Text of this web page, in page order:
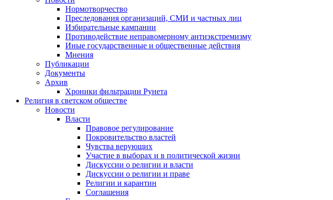
Нормотворчество
Преследования организаций, СМИ и частных лиц
Избирательные кампании
Противодействие неправомерному антиэкстремизму
Иные государственные и общественные действия
Мнения
Публикации
Документы
Архив
Хроники фильтрации Рунета
Религия в светском обществе
Новости
Власти
Правовое регулирование
Покровительство властей
Чувства верующих
Участие в выборах и в политической жизни
Дискуссии о религии и власти
Дискуссии о религии и праве
Религии и карантин
Соглашения